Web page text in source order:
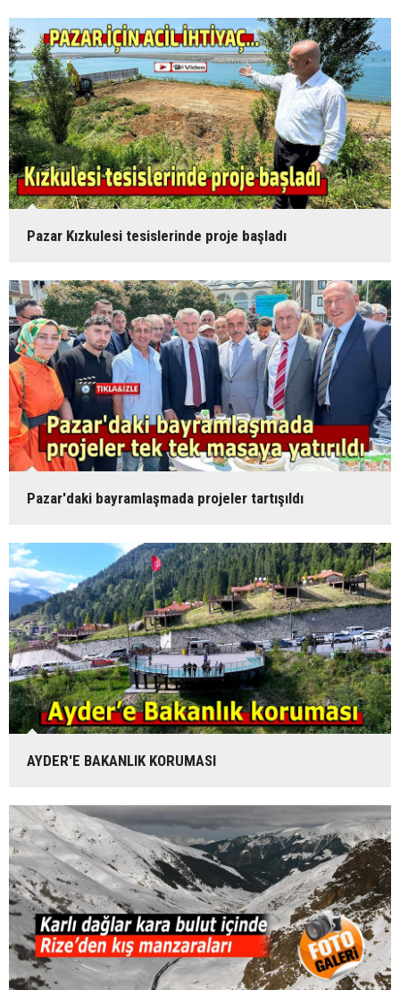
Pazar Kızkulesi tesislerinde proje başladı
Pazar'daki bayramlaşmada projeler tartışıldı
AYDER'E BAKANLIK KORUMASI